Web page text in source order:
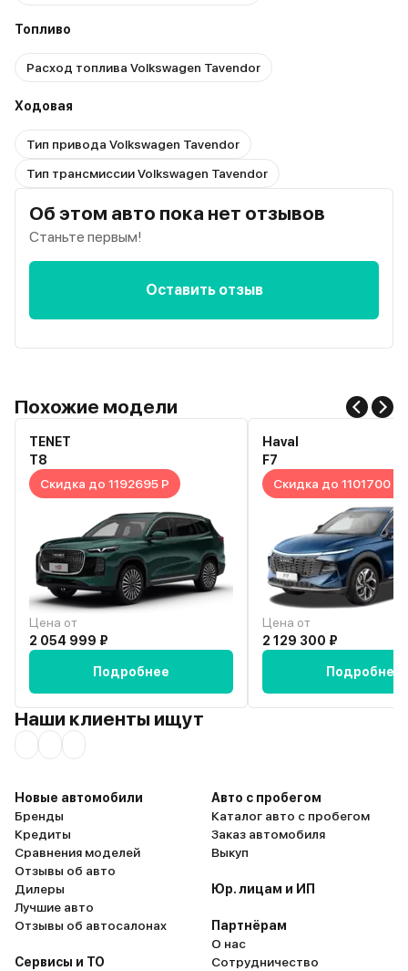
Топливо
Расход топлива Volkswagen Tavendor
Ходовая
Тип привода Volkswagen Tavendor
Тип трансмиссии Volkswagen Tavendor
Об этом авто пока нет отзывов
Станьте первым!
Оставить отзыв
Похожие модели
TENET
T8
Скидка до 1192695 Р
Цена от
2 054 999 ₽
Подробнее
Haval
F7
Скидка до 1101700 Р
Цена от
2 129 300 ₽
Подробнее
Наши клиенты ищут
Новые автомобили
Бренды
Кредиты
Сравнения моделей
Отзывы об авто
Дилеры
Лучшие авто
Отзывы об автосалонах
Сервисы и ТО
Авто с пробегом
Каталог авто с пробегом
Заказ автомобиля
Выкуп
Юр. лицам и ИП
Партнёрам
О нас
Сотрудничество